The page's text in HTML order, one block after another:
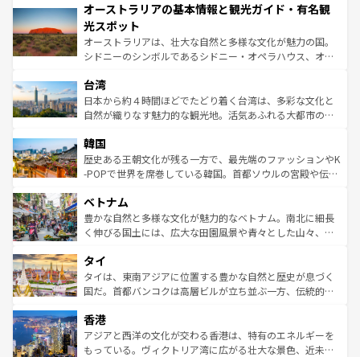
部のニューオーリンズでは、音楽と美食が融合した独特の
文化が魅力。旅行者はアメリカの各地域で異なる魅力を楽
しみながら、その多様性と豊かな歴史を感じることができ
るだろう。車でのロードトリップや列車の旅も、アメリカ
情報は
ワイ島は見逃せない。また、定番の観光地といえばオアフ
島だが、静かな自然を求めるならマウイ島やカウアイ島が
おすすめ。エメラルドグリーンに輝く海をはじめ、豊かな
文化や歴史が息づいている。「アロハスピリット」と呼ば
人々、おいしいローカルフードやハワイアンミュージッ
ク、伝統的なフラダンスなど、すべてがハワイの魅力を彩
っている。訪れるたびに新しい発見と感動が待っているハ
はコンテンツ一覧
オーストラリアの基本情報と観光ガイド・有名観
光スポット
オーストラリアは、壮大な自然と多様な文化が魅力の国。
シドニーのシンボルであるシドニー・オペラハウス、オー
リアリーフや大陸中央部にそびえるウルル（エアーズロッ
ク）、タスマニアの美しい原生林やケアンズの熱帯雨林な
ど、見どころがたくさん。また、カフェやワイン、オージ
いる。アクティビティも充実しており、サーフィンやダイ
ビング、ハイキングなど、アウトドア好きにはたまらな
い。オーストラリアの多彩な魅力を存分に味わいつくそ
参照してほしい。
台湾
日本から約４時間ほどでたどり着く台湾は、多彩な文化と
自然が織りなす魅力的な観光地。活気あふれる大都市の台
ン）、静ひつな山岳地帯である台湾東部など、都市の喧騒
と山間の静けさが共存しており、訪れる人に新しい発見と
驚きをもたらしてくれる。また、奥深い台湾の食文化も魅
容にもいいと評判のスイーツなど、バラエティ豊かな料理
が味わえる。 なお、新着の台湾情報は コンテンツ一覧を参
照してほしい。
韓国
歴史ある王朝文化が残る一方で、最先端のファッションやK
-POPで世界を席巻している韓国。首都ソウルの宮殿や伝統
き、地方に足を延ばせば四季折々の自然美を楽しむことが
できる。そして、キムチや焼肉、絶品のストリートフード
まで、さまざまな韓国料理が待っている。夜には、韓国な
リティに包まれながら、韓国の多彩な魅力を心ゆくまで味
わってみてほしい。 なお、新着の韓国情報はコンテンツ一
覧を参照してほしい。
ベトナム
豊かな自然と多様な文化が魅力的なベトナム。南北に細長
く伸びる国土には、広大な田園風景や青々とした山々、世
急速な発展と共に伝統が息づく。ハノイの古い町並みやホ
ーチミン市のフランス統治時代の建物も、独特の雰囲気を
醸し出している。また、バラエティの豊かさとおいしさで
とつ。フォーやバインミー、ベトナムコーヒーなどは、ぜ
ひ現地で味わいたい。どの地域を訪れてもあたたかい人々
が旅行者を迎えてくれるので、きっと忘れられない旅にな
タイ
タイは、東南アジアに位置する豊かな自然と歴史が息づく
国だ。首都バンコクは高層ビルが立ち並ぶ一方、伝統的な
の活気が交差している。北部ではチェンマイなどの山岳地
帯で自然と触れ合い、南部ではプーケットやクラビの美し
いビーチでリゾート気分を楽しむことができる。タイ料理
香港
アジアと西洋の文化が交わる香港は、特有のエネルギーを
もっている。ヴィクトリア湾に広がる壮大な景色、近未来